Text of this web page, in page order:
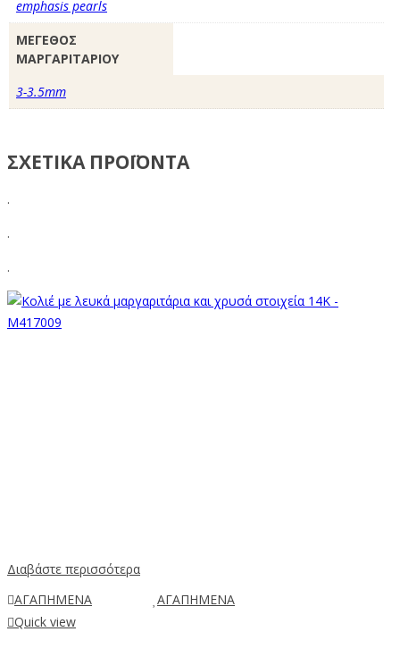
emphasis pearls
ΜΕΓΕΘΟΣ
ΜΑΡΓΑΡΙΤΑΡΙΟΥ
3-3.5mm
ΣΧΕΤΙΚΑ ΠΡΟΪΟΝΤΑ
.
.
.
Διαβάστε περισσότερα
ΑΓΑΠΗΜΕΝΑ
ΑΓΑΠΗΜΕΝΑ
Quick view